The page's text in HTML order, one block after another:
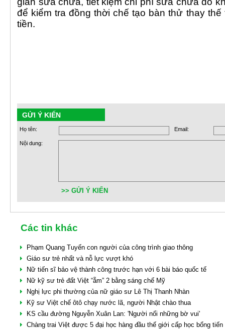
để kiểm tra đồng thời chế tạo bàn thử thay thế
tiền.
GỬI Ý KIẾN
Họ tên: Email:
Nội dung:
>> GỬI Ý KIẾN
Các tin khác
Phạm Quang Tuyến con người của công trình giao thông
Giáo sư trẻ nhất và nỗ lực vượt khó
Nữ tiến sĩ bảo vệ thành công trước hạn với 6 bài báo quốc tế
Nữ kỹ sư trẻ đất Việt “ẵm” 2 bằng sáng chế Mỹ
Nghị lực phi thường của nữ giáo sư Lê Thị Thanh Nhàn
Kỹ sư Việt chế ôtô chạy nước lã, người Nhật chào thua
KS cầu đường Nguyễn Xuân Lan: 'Người nối những bờ vui'
Chàng trai Việt được 5 đại học hàng đầu thế giới cấp học bổng tiến